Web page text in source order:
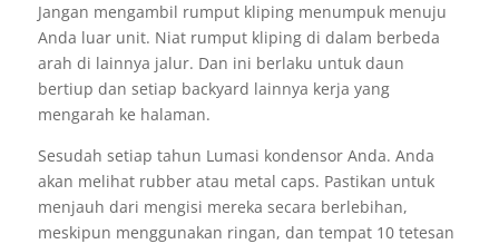
Jangan mengambil rumput kliping menumpuk menuju
Anda luar unit. Niat rumput kliping di dalam berbeda
arah di lainnya jalur. Dan ini berlaku untuk daun
bertiup dan setiap backyard lainnya kerja yang
mengarah ke halaman.
Sesudah setiap tahun Lumasi kondensor Anda. Anda
akan melihat rubber atau metal caps. Pastikan untuk
menjauh dari mengisi mereka secara berlebihan,
meskipun menggunakan ringan, dan tempat 10 tetesan